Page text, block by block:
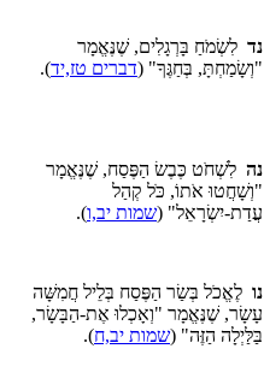
נד לִשְׂמֹחַ בָּרְגָלִים, שֶׁנֶּאֱמָר
"וְשָׂמַחְתָּ, בְּחַגֶּךָ" (דברים טז,יד).
נה לִשְׁחֹט כֶּבֶשׂ הַפֶּסַח, שֶׁנֶּאֱמָר
"וְשָׁחֲטוּ אֹתוֹ, כֹּל קְהַל
עֲדַת-יִשְׂרָאֵל" (שמות יב,ו).
נו לֶאֱכֹל בְּשַׂר הַפֶּסַח בְּלֵיל חֲמִשָּׁה
עָשָׂר, שֶׁנֶּאֱמָר "וְאָכְלוּ אֶת-הַבָּשָׂר,
בַּלַּיְלָה הַזֶּה" (שמות יב,ח).